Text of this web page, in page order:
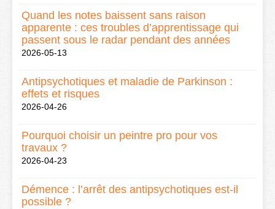
Quand les notes baissent sans raison
apparente : ces troubles d’apprentissage qui
passent sous le radar pendant des années
2026-05-13
Antipsychotiques et maladie de Parkinson :
effets et risques
2026-04-26
Pourquoi choisir un peintre pro pour vos
travaux ?
2026-04-23
Démence : l’arrêt des antipsychotiques est-il
possible ?